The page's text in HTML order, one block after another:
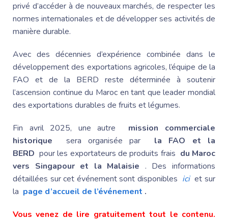
privé d’accéder à de nouveaux marchés, de respecter les
normes internationales et de développer ses activités de
manière durable.
Avec des décennies d’expérience combinée dans le
développement des exportations agricoles, l’équipe de la
FAO et de la BERD reste déterminée à soutenir
l’ascension continue du Maroc en tant que leader mondial
des exportations durables de fruits et légumes.
Fin avril 2025, une autre mission commerciale
historique
sera organisée par la FAO et la
BERD pour les exportateurs de produits frais du Maroc
vers Singapouret la Malaisie . Des informations
détaillées sur cet événement sont disponibles iciet sur
la page d’accueil de l’événement .
Vous venez de lire gratuitement tout le contenu.